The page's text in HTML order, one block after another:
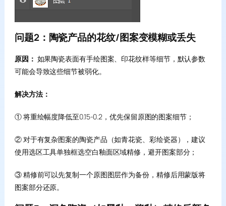
问题2：陶瓷产品的花纹/图案变模糊或丢失
原因： 如果陶瓷表面有手绘图案、印花纹样等细节，默认参数
可能会导致这些细节被弱化。
解决方法：
① 将重绘幅度降低至0.15-0.2，优先保留原图的图案细节；
② 对于有复杂图案的陶瓷产品（如青花瓷、彩绘瓷器），建议
使用选区工具单独框选空白釉面区域精修，避开图案部分；
③ 精修前可以先复制一个原图图层作为备份，精修后用蒙版将
图案部分还原。